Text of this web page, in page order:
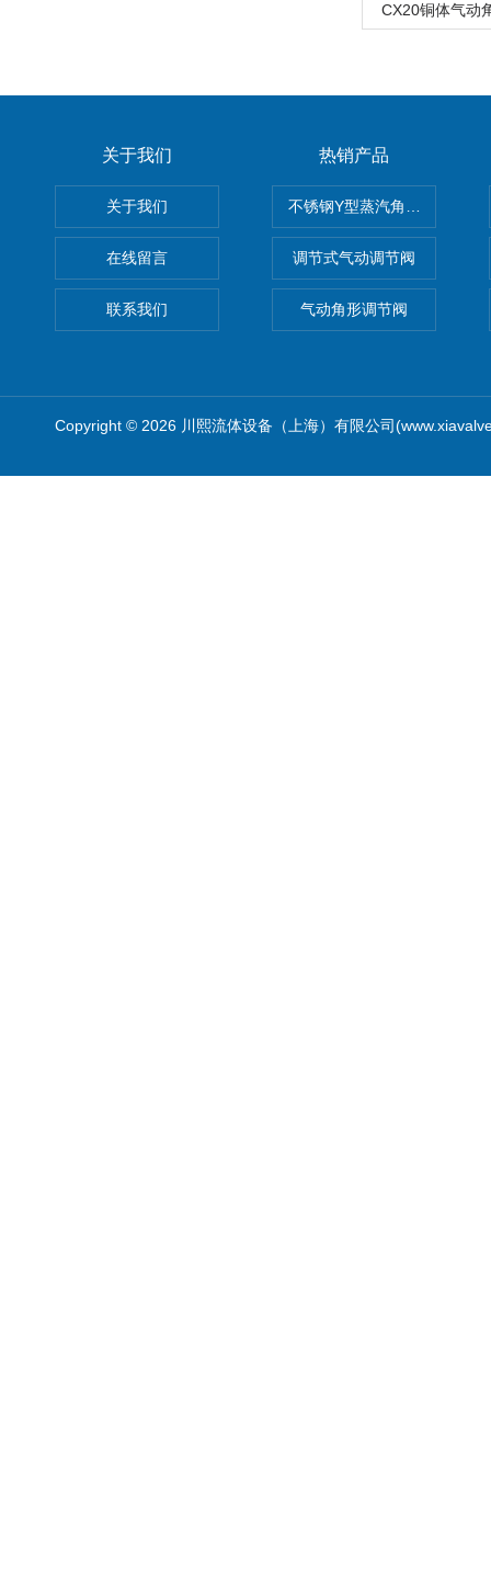
CX20铜体气动
关于我们
关于我们
在线留言
联系我们
热销产品
不锈钢Y型蒸汽角座阀
调节式气动调节阀
气动角形调节阀
Copyright © 2026 川熙流体设备（上海）有限公司